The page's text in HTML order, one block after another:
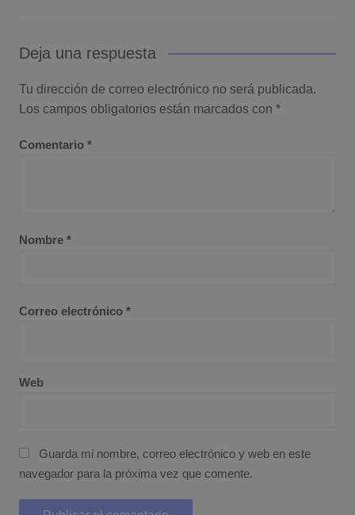
Deja una respuesta
Tu dirección de correo electrónico no será publicada.
Los campos obligatorios están marcados con *
Comentario *
Nombre *
Correo electrónico *
Web
Guarda mi nombre, correo electrónico y web en este
navegador para la próxima vez que comente.